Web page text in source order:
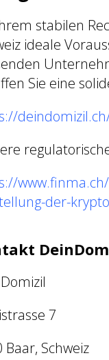
stabilen
ideale
Sie eine
der-
7
Baar, Schweiz